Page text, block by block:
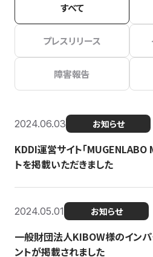
すべて
プレスリリース
障害報告
2024.06.03 お知らせ
KDDI運営サイト「
トを掲載いただきました
2024.05.01 お知らせ
一般財団法人KIBOW様のインパ
ントが掲載されました